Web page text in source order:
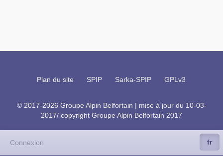
Plan du site SPIP Sarka-SPIP GPLv3
© 2017-2026 Groupe Alpin Belfortain | mise à jour du 10-03-
2017/ copyright Groupe Alpin Belfortain 2017
Connexion fr